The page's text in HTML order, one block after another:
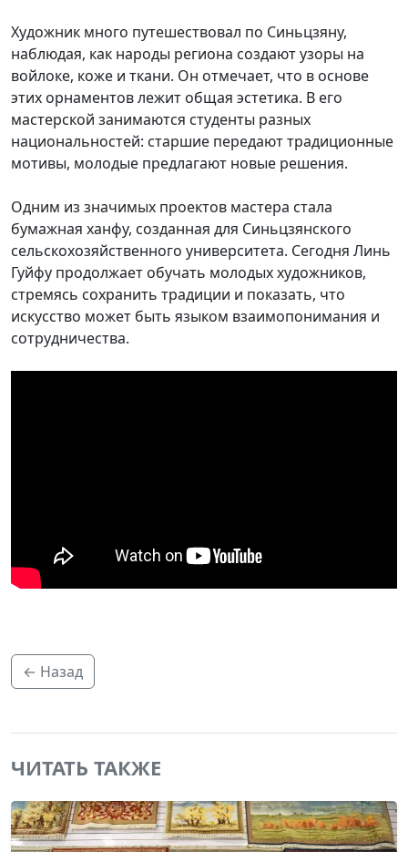
Художник много путешествовал по Синьцзяну,
наблюдая, как народы региона создают узоры на
войлоке, коже и ткани. Он отмечает, что в основе
этих орнаментов лежит общая эстетика. В его
мастерской занимаются студенты разных
национальностей: старшие передают традиционные
мотивы, молодые предлагают новые решения.
Одним из значимых проектов мастера стала
бумажная ханфу, созданная для Синьцзянского
сельскохозяйственного университета. Сегодня Линь
Гуйфу продолжает обучать молодых художников,
стремясь сохранить традиции и показать, что
искусство может быть языком взаимопонимания и
сотрудничества.
← Назад
ЧИТАТЬ ТАКЖЕ